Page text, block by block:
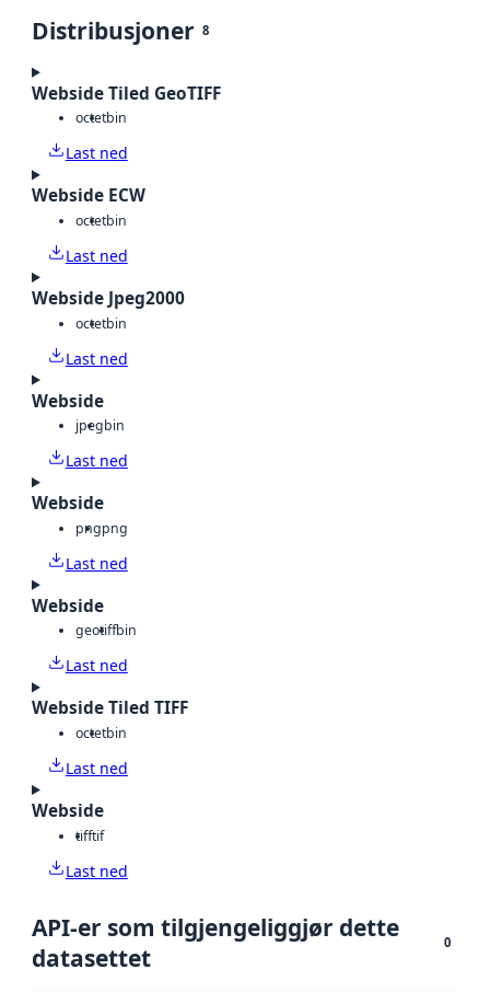
Distribusjoner 8
Webside Tiled GeoTIFF
octetbin
Last ned
Webside ECW
octetbin
Last ned
Webside Jpeg2000
octetbin
Last ned
Webside
jpegbin
Last ned
Webside
pngpng
Last ned
Webside
geotiffbin
Last ned
Webside Tiled TIFF
octetbin
Last ned
Webside
tifftif
Last ned
API-er som tilgjengeliggjør dette
datasettet
0